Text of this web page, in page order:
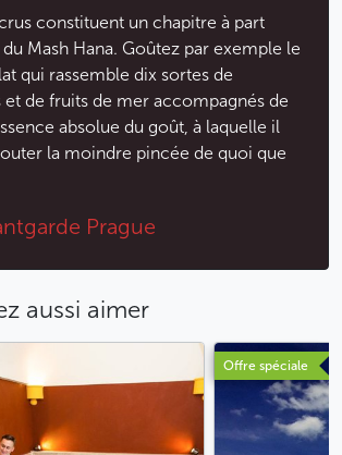
constituent un chapitre à part
Mash Hana. Goûtez par exemple le
qui rassemble dix sortes de
et de fruits de mer accompagnés de
absolue du goût, à laquelle il
la moindre pincée de quoi que
Prague
aussi aimer
Offre spéciale